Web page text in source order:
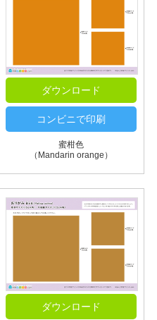
ダウンロード
コンビニで印刷
蜜柑色
（Mandarin orange）
ダウンロード